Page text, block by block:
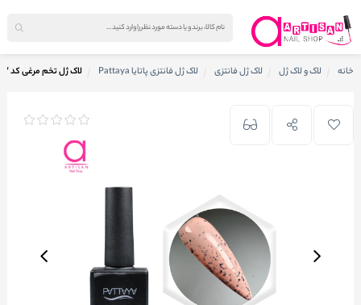
خانه لاک و لاک ژل لاک ژل فانتزی لاک ژل فانتزی پاتایا Pattaya لاک ژل تخم مرغی کد 7 پاتایا Pattaya